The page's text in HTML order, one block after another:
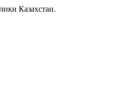
Казахстан.